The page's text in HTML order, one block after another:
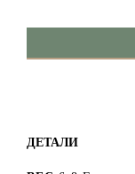
ДЕТАЛИ